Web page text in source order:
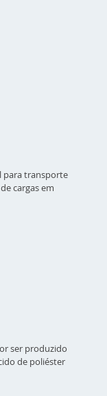
para transporte
cargas em
ser produzido
de poliéster